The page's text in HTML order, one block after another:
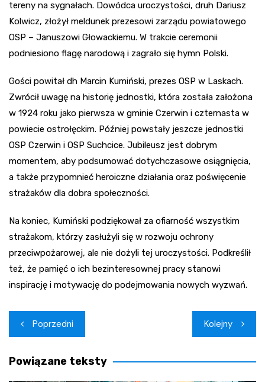
tereny na sygnałach. Dowódca uroczystości, druh Dariusz
Kolwicz, złożył meldunek prezesowi zarządu powiatowego
OSP – Januszowi Głowackiemu. W trakcie ceremonii
podniesiono flagę narodową i zagrało się hymn Polski.
Gości powitał dh Marcin Kumiński, prezes OSP w Laskach.
Zwrócił uwagę na historię jednostki, która została założona
w 1924 roku jako pierwsza w gminie Czerwin i czternasta w
powiecie ostrołęckim. Później powstały jeszcze jednostki
OSP Czerwin i OSP Suchcice. Jubileusz jest dobrym
momentem, aby podsumować dotychczasowe osiągnięcia,
a także przypomnieć heroiczne działania oraz poświęcenie
strażaków dla dobra społeczności.
Na koniec, Kumiński podziękował za ofiarność wszystkim
strażakom, którzy zasłużyli się w rozwoju ochrony
przeciwpożarowej, ale nie dożyli tej uroczystości. Podkreślił
też, że pamięć o ich bezinteresownej pracy stanowi
inspirację i motywację do podejmowania nowych wyzwań.
Nawigacja
wpisu
Poprzedni Kolejny
Powiązane teksty